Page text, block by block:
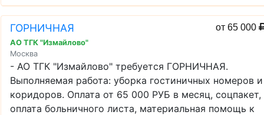
ГОРНИЧНАЯ от 65 000
АО ТГК "Измайлово"
Москва
- АО ТГК "Измайлово" требуется ГОРНИЧНАЯ.
Выполняемая работа: уборка гостиничных номеров и
коридоров. Оплата от 65 000 РУБ в месяц, соцпакет,
оплата больничного листа, материальная помощь к